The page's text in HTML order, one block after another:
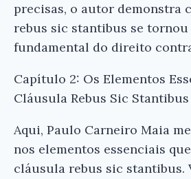
precisas, o autor demonstra
rebus sic stantibus se
fundamental do direito
Capítulo 2: Os Elementos
Cláusula Rebus Sic Stantibus
Aqui, Paulo Carneiro Maia
nos elementos essenciais
cláusula rebus sic stantibus.